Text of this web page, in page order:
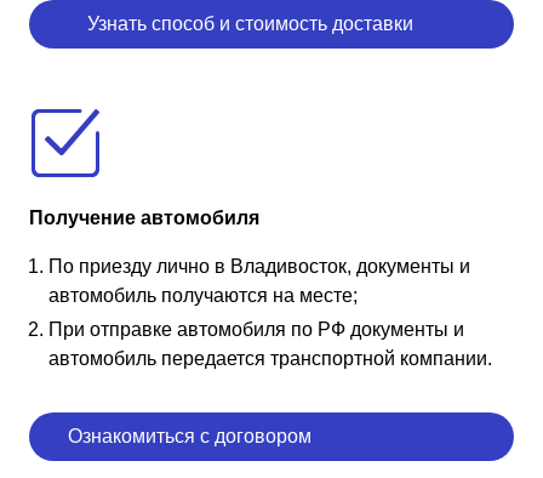
Узнать способ и стоимость доставки
Получение автомобиля
По приезду лично в Владивосток, документы и
автомобиль получаются на месте;
При отправке автомобиля по РФ документы и
автомобиль передается транспортной компании.
Ознакомиться с договором